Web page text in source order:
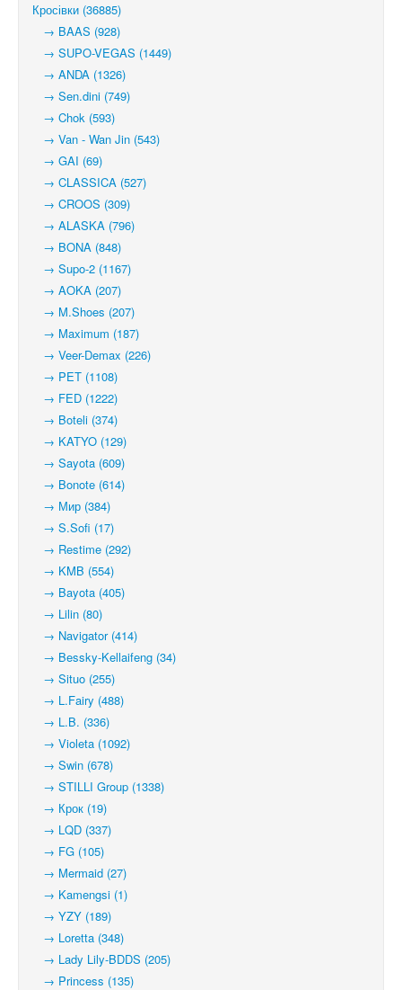
Кросівки (36885)
→ BAAS (928)
→ SUPO-VEGAS (1449)
→ ANDA (1326)
→ Sen.dini (749)
→ Chok (593)
→ Van - Wan Jin (543)
→ GAI (69)
→ CLASSICA (527)
→ CROOS (309)
→ ALASKA (796)
→ BONA (848)
→ Supo-2 (1167)
→ AOKA (207)
→ M.Shoes (207)
→ Maximum (187)
→ Veer-Demax (226)
→ PET (1108)
→ FED (1222)
→ Boteli (374)
→ KATYO (129)
→ Sayota (609)
→ Bonote (614)
→ Мир (384)
→ S.Sofi (17)
→ Restime (292)
→ KMB (554)
→ Bayota (405)
→ Lilin (80)
→ Navigator (414)
→ Bessky-Kellaifeng (34)
→ Situo (255)
→ L.Fairy (488)
→ L.B. (336)
→ Violeta (1092)
→ Swin (678)
→ STILLI Group (1338)
→ Крок (19)
→ LQD (337)
→ FG (105)
→ Mermaid (27)
→ Kamengsi (1)
→ YZY (189)
→ Loretta (348)
→ Lady Lily-BDDS (205)
→ Princess (135)